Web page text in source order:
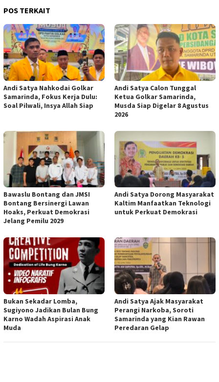
POS TERKAIT
Andi Satya Nahkodai Golkar
Samarinda, Fokus Kerja Dulu:
Soal Pilwali, Insya Allah Siap
Andi Satya Calon Tunggal
Ketua Golkar Samarinda,
Musda Siap Digelar 8 Agustus
2026
Bawaslu Bontang dan JMSI
Bontang Bersinergi Lawan
Hoaks, Perkuat Demokrasi
Jelang Pemilu 2029
Andi Satya Dorong Masyarakat
Kaltim Manfaatkan Teknologi
untuk Perkuat Demokrasi
Bukan Sekadar Lomba,
Sugiyono Jadikan Bulan Bung
Karno Wadah Aspirasi Anak
Muda
Andi Satya Ajak Masyarakat
Perangi Narkoba, Soroti
Samarinda yang Kian Rawan
Peredaran Gelap